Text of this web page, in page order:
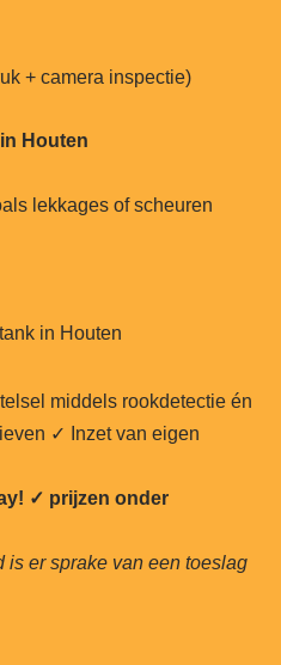
+ camera inspectie)
Houten
lekkages of scheuren
in Houten
middels rookdetectie én
✓ Inzet van eigen
✓ prijzen onder
is er sprake van een toeslag